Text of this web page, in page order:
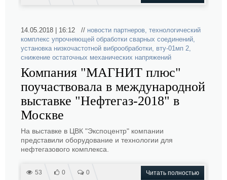
14.05.2018 | 16:12 // новости партнеров, технологический
комплекс упрочняющей обработки сварных соединений,
установка низкочастотной виброобработки, вту-01мп 2,
снижение остаточных механических напряжений
Компания "МАГНИТ плюс"
поучаствовала в международной
выставке "Нефтегаз-2018" в
Москве
На выставке в ЦВК "Экспоцентр" компании
представили оборудование и технологии для
нефтегазового комплекса.
53 0 0 Читать полностью